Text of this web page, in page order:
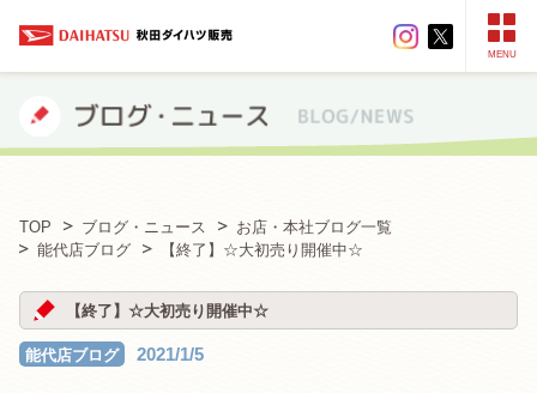
MENU
TOP ブログ・ニュース
お店・本社ブログ一覧
能代店ブログ
【終了】☆大初売り開催中☆
【終了】☆大初売り開催中☆
能代店ブログ 2021/1/5